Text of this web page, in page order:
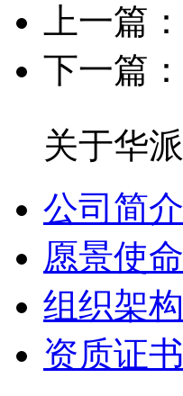
上一篇：
下一篇：
关于华派
公司简介
愿景使命
组织架构
资质证书